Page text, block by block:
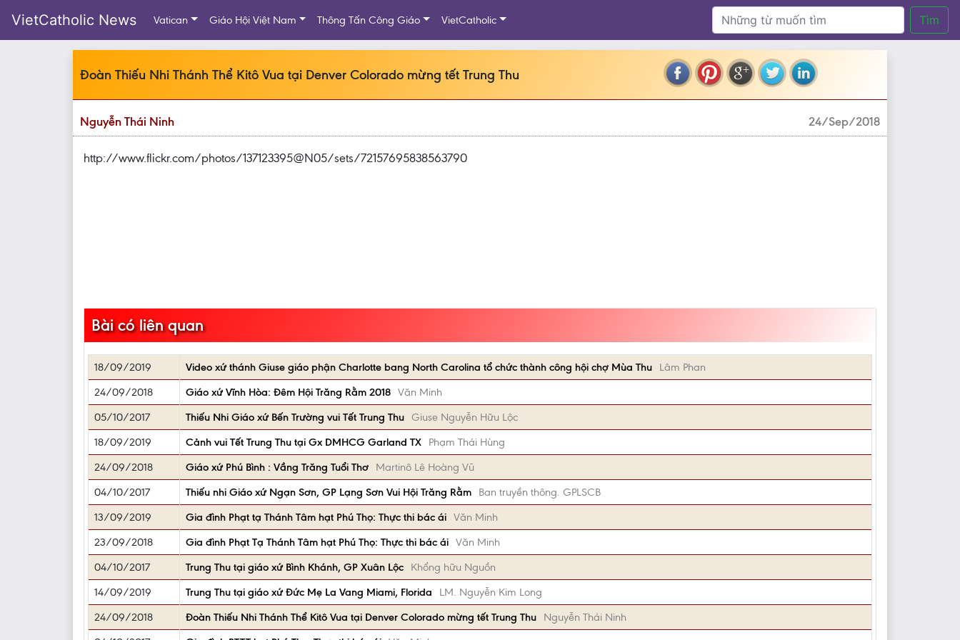
VietCatholic News Vatican Giáo Hội Việt Nam Thông Tấn Công Giáo VietCatholic Tìm
Đoàn Thiếu Nhi Thánh Thể Kitô Vua tại Denver Colorado mừng tết Trung Thu
Nguyễn Thái Ninh 24/Sep/2018
http://www.flickr.com/photos/137123395@N05/sets/72157695838563790
Bài có liên quan
18/09/2019 Video xứ thánh Giuse giáo phận Charlotte bang North Carolina tổ chức thành công hội chợ Mùa Thu
Lâm Phan
24/09/2018
Giáo xứ Vĩnh Hòa: Đêm Hội Trăng Rằm 2018 Văn Minh
05/10/2017
Thiếu Nhi Giáo xứ Bến Trường vui Tết Trung Thu Giuse Nguyễn Hữu Lộc
18/09/2019
Cảnh vui Tết Trung Thu tại Gx DMHCG Garland TX
Phạm Thái Hùng
24/09/2018
Giáo xứ Phú Bình : Vầng Trăng Tuổi Thơ
Martinô Lê Hoàng Vũ
04/10/2017
Thiếu nhi Giáo xứ Ngạn Sơn, GP Lạng Sơn Vui Hội Trăng Rằm
Ban truyền thông. GPLSCB
13/09/2019
Gia đình Phạt tạ Thánh Tâm hạt Phú Thọ: Thực thi bác ái Văn Minh
23/09/2018
Gia đình Phạt Tạ Thánh Tâm hạt Phú Thọ: Thực thi bác ái Văn Minh
04/10/2017
Trung Thu tại giáo xứ Bình Khánh, GP Xuân Lộc
Khổng hữu Nguồn
14/09/2019
Trung Thu tại giáo xứ Đức Mẹ La Vang Miami, Florida
LM. Nguyễn Kim Long
24/09/2018
Đoàn Thiếu Nhi Thánh Thể Kitô Vua tại Denver Colorado mừng tết Trung Thu
Nguyễn Thái Ninh